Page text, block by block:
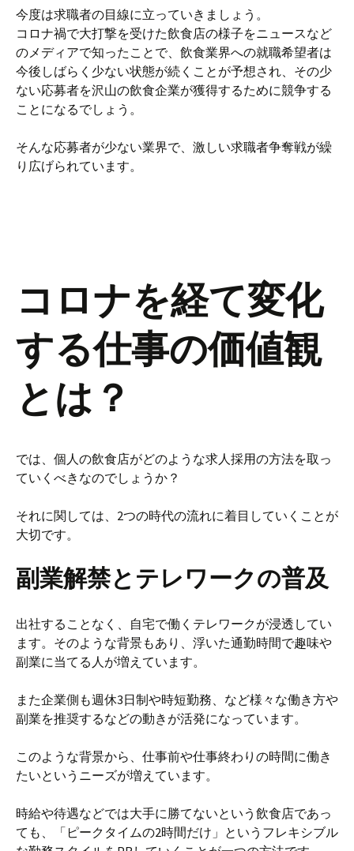
今度は求職者の目線に立っていきましょう。
コロナ禍で大打撃を受けた飲食店の様子をニュースなど
のメディアで知ったことで、飲食業界への就職希望者は
今後しばらく少ない状態が続くことが予想され、その少
ない応募者を沢山の飲食企業が獲得するために競争する
ことになるでしょう。
そんな応募者が少ない業界で、激しい求職者争奪戦が繰
り広げられています。
コロナを経て変化
する仕事の価値観
とは？
では、個人の飲食店がどのような求人採用の方法を取っ
ていくべきなのでしょうか？
それに関しては、2つの時代の流れに着目していくことが
大切です。
副業解禁とテレワークの普及
出社することなく、自宅で働くテレワークが浸透してい
ます。そのような背景もあり、浮いた通勤時間で趣味や
副業に当てる人が増えています。
また企業側も週休3日制や時短勤務、など様々な働き方や
副業を推奨するなどの動きが活発になっています。
このような背景から、仕事前や仕事終わりの時間に働き
たいというニーズが増えています。
時給や待遇などでは大手に勝てないという飲食店であっ
ても、「ピークタイムの2時間だけ」というフレキシブル